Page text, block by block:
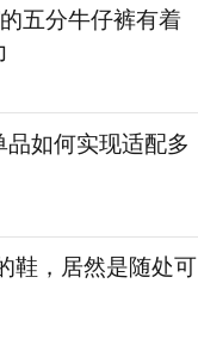
五分牛仔裤有着
如何实现适配多
鞋，居然是随处可